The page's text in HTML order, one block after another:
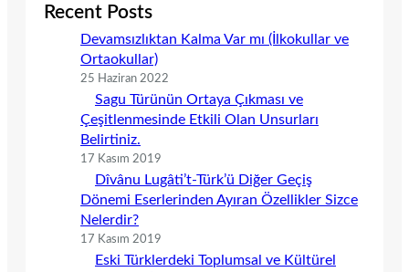
Recent Posts
Devamsızlıktan Kalma Var mı (İlkokullar ve
Ortaokullar)
25 Haziran 2022
Sagu Türünün Ortaya Çıkması ve
Çeşitlenmesinde Etkili Olan Unsurları
Belirtiniz.
17 Kasım 2019
Dîvânu Lugâti’t-Türk’ü Diğer Geçiş
Dönemi Eserlerinden Ayıran Özellikler Sizce
Nelerdir?
17 Kasım 2019
Eski Türklerdeki Toplumsal ve Kültürel